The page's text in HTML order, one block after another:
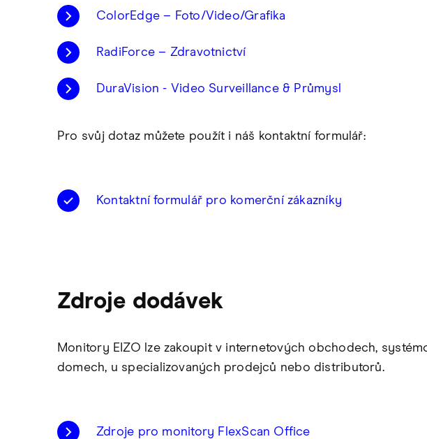
ColorEdge – Foto/Video/Grafika
RadiForce – Zdravotnictví
DuraVision - Video Surveillance & Průmysl
Pro svůj dotaz můžete použít i náš kontaktní formulář:
Kontaktní formulář pro komerční zákazníky
Zdroje dodávek
Monitory EIZO lze zakoupit v internetových obchodech,
domech, u specializovaných prodejců nebo distributorů.
Zdroje pro monitory FlexScan Office